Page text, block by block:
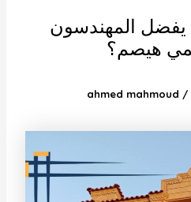
يفضل المهندسون
هيصم؟
ahmed mahmoud /